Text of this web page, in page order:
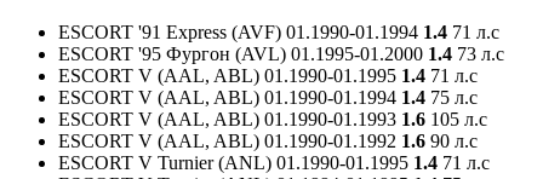
ESCORT '91 Express (AVF) 01.1990-01.1994 1.4 71 л.с
ESCORT '95 Фургон (AVL) 01.1995-01.2000 1.4 73 л.с
ESCORT V (AAL, ABL) 01.1990-01.1995 1.4 71 л.с
ESCORT V (AAL, ABL) 01.1990-01.1994 1.4 75 л.с
ESCORT V (AAL, ABL) 01.1990-01.1993 1.6 105 л.с
ESCORT V (AAL, ABL) 01.1990-01.1992 1.6 90 л.с
ESCORT V Turnier (ANL) 01.1990-01.1995 1.4 71 л.с